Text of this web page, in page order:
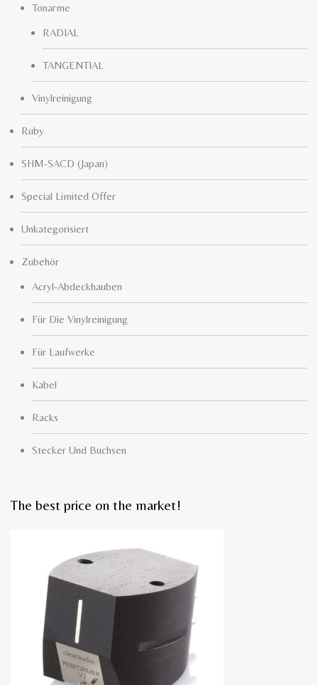
Tonarme
RADIAL
TANGENTIAL
Vinylreinigung
Ruby
SHM-SACD (Japan)
Special Limited Offer
Unkategorisiert
Zubehör
Acryl-Abdeckhauben
Für Die Vinylreinigung
Für Laufwerke
Kabel
Racks
Stecker Und Buchsen
The best price on the market!